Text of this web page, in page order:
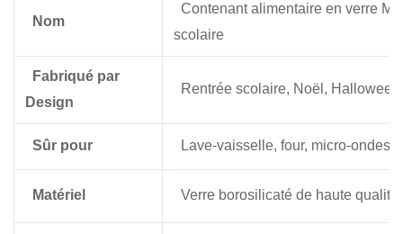
Nom
Contenant alimentaire en verre
scolaire
Fabriqué par
Design
Rentrée scolaire, Noël,
Sûr pour Lave-vaisselle, four, micro-ondes,
Matériel Verre borosilicaté de haute